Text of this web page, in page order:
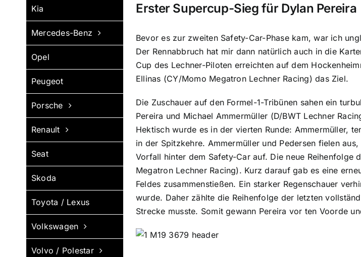
Kia
Mercedes-Benz
Opel
Peugeot
Porsche
Renault
Seat
Skoda
Toyota / Lexus
Volkswagen
Volvo / Polestar
Erster Supercup-Sieg für Dylan Pereira
Bevor es zur zweiten Safety-Car-Phase kam, war ich
Der Rennabbruch hat mir dann natürlich auch in die
Cup des Lechner-Piloten erreichten auf dem
Ellinas (CY/Momo Megatron Lechner Racing) das Ziel.
Die Zuschauer auf den Formel-1-Tribünen sahen ein
Pereira und Michael Ammermüller (D/BWT Lechner
Hektisch wurde es in der vierten Runde: Ammermüller,
in der Spitzkehre. Ammermüller und Pedersen fielen
Vorfall hinter dem Safety-Car auf. Die neue Reihenfolge
Megatron Lechner Racing). Kurz darauf gab es eine
Feldes zusammenstießen. Ein starker Regenschauer
wurde. Daher zählte die Reihenfolge der letzten
Strecke musste. Somit gewann Pereira vor ten Voorde